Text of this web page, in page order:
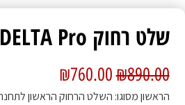
שלט רחוק EcoFlow DELTA Pro
₪890.00
₪760.00
הראשון מסוגו: השלט הרחוק הראשון